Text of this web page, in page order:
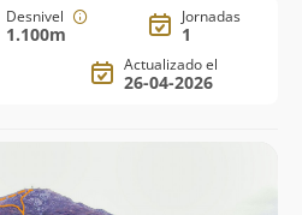
Desnivel
1.100m
Jornadas
1
Actualizado el
26-04-2026